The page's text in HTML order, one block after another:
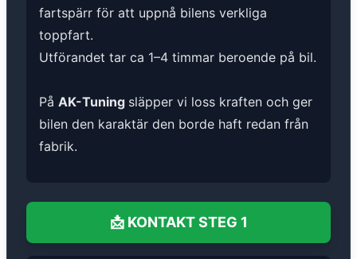
fartspärr för att uppnå bilens verkliga
toppfart.
Utförandet tar ca 1–4 timmar beroende på bil.
På AK-Tuning släpper vi loss kraften och ger
bilen den karaktär den borde haft redan från
fabrik.
📩 KONTAKT STEG 1